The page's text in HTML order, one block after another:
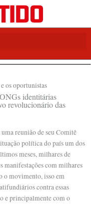
os oportunistas
identitárias
revolucionário das
reunião de seu Comitê
política do país um dos
meses, milhares de
manifestações com milhares
o movimento, isso em
contra essas
e principalmente com o